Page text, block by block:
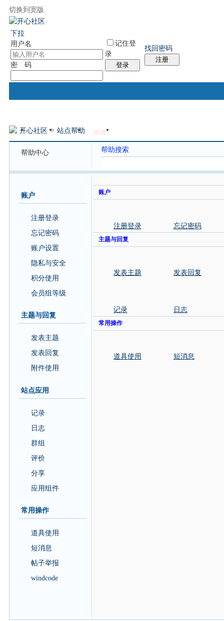
切换到宽版
下拉
用户名
密 码
记住登
录
登录
找回密码
注册
门户 论坛 排盘
帖子
开心社区 > 站点帮助
帮助中心 帮助搜索
账户
注册登录
忘记密码
账户设置
隐私与安全
积分使用
会员组等级
主题与回复
发表主题
发表回复
附件使用
站点应用
记录
日志
群组
评价
分享
应用组件
常用操作
道具使用
短消息
帖子举报
windcode
账户
注册登录 忘记密码
主题与回复
发表主题 发表回复
记录 日志
常用操作
道具使用 短消息